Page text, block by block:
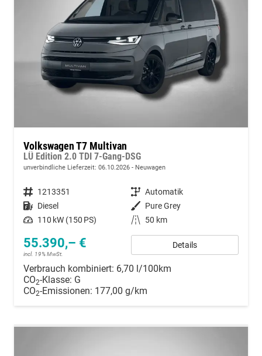
Volkswagen T7 Multivan
LÜ Edition 2.0 TDI 7-Gang-DSG
unverbindliche Lieferzeit: 06.10.2026 Neuwagen
Fahrzeugnummer 1213351 Getriebe Automatik
Kraftstoff Diesel Außenfarbe Pure Grey
Leistung 110 kW (150 PS) Kilometerstand 50 km
55.390,– €
incl. 19% MwSt.
Details
Verbrauch kombiniert: 6,70 l/100km
CO2-Klasse: G
CO2-Emissionen: 177,00 g/km